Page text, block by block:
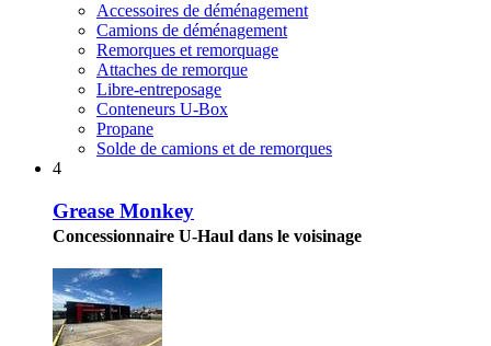
Accessoires de déménagement
Camions de déménagement
Remorques et remorquage
Attaches de remorque
Libre-entreposage
Conteneurs U-Box
Propane
Solde de camions et de remorques
4
Grease Monkey
Concessionnaire U-Haul dans le voisinage